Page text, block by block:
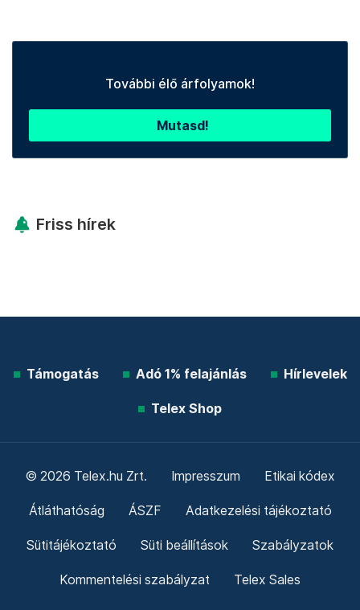
További élő árfolyamok!
Mutasd!
Friss hírek
Támogatás Adó 1% felajánlás Hírlevelek
Telex Shop
© 2026 Telex.hu Zrt. Impresszum Etikai kódex
Átláthatóság ÁSZF Adatkezelési tájékoztató
Sütitájékoztató Süti beállítások Szabályzatok
Kommentelési szabályzat Telex Sales